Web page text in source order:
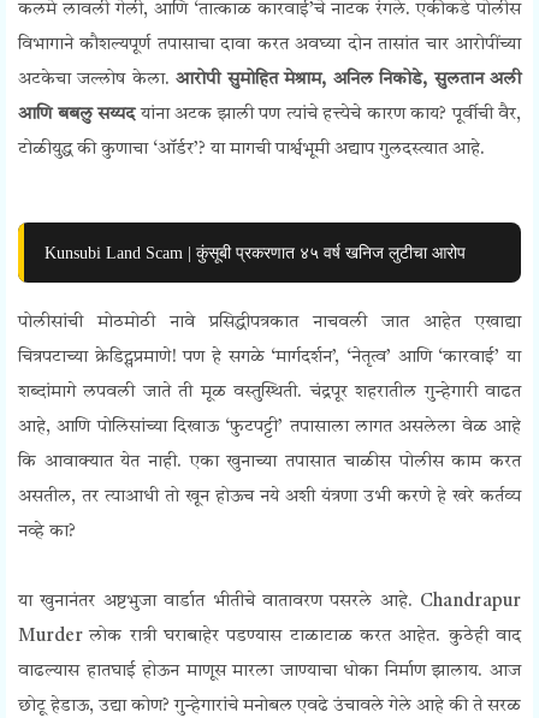
कलमे लावली गेली, आणि ‘तात्काळ कारवाई’चे नाटक रंगले. एकीकडे पोलीस
विभागाने कौशल्यपूर्ण तपासाचा दावा करत अवघ्या दोन तासांत चार आरोपींच्या
अटकेचा जल्लोष केला.आरोपी सुमोहित मेश्राम, अनिल निकोडे, सुलतान अली
आणि बबलु सय्यदयांना अटक झाली पण त्यांचे हत्त्येचे कारण काय? पूर्वीची वैर,
टोळीयुद्ध की कुणाचा ‘ऑर्डर’? या मागची पार्श्वभूमी अद्याप गुलदस्त्यात आहे.
Kunsubi Land Scam | कुंसूबी प्रकरणात ४५ वर्ष खनिज लुटीचा आरोप
पोलीसांची मोठमोठी नावे प्रसिद्धीपत्रकात नाचवली जात आहेत एखाद्या
चित्रपटाच्या क्रेडिट्सप्रमाणे! पण हे सगळे ‘मार्गदर्शन’, ‘नेतृत्व’ आणि ‘कारवाई’ या
शब्दांमागे लपवली जाते ती मूळ वस्तुस्थिती. चंद्रपूर शहरातील गुन्हेगारी वाढत
आहे, आणि पोलिसांच्या दिखाऊ ‘फुटपट्टी’ तपासाला लागत असलेला वेळ आहे
कि आवाक्यात येत नाही. एका खुनाच्या तपासात चाळीस पोलीस काम करत
असतील, तर त्याआधी तो खून होऊच नये अशी यंत्रणा उभी करणे हे खरे कर्तव्य
नव्हे का?
या खुनानंतर अष्टभुजा वार्डात भीतीचे वातावरण पसरले आहे. Chandrapur
Murderलोक रात्री घराबाहेर पडण्यास टाळाटाळ करत आहेत. कुठेही वाद
वाढल्यास हातघाई होऊन माणूस मारला जाण्याचा धोका निर्माण झालाय. आज
छोटू हेडाऊ, उद्या कोण? गुन्हेगारांचे मनोबल एवढे उंचावले गेले आहे की ते सरळ